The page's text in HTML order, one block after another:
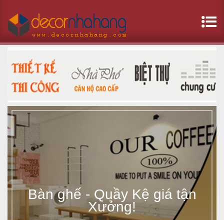
B
g
ế
-
Q
u
Bàn ghế - Quầy Kệ giá tận
Xưởng!